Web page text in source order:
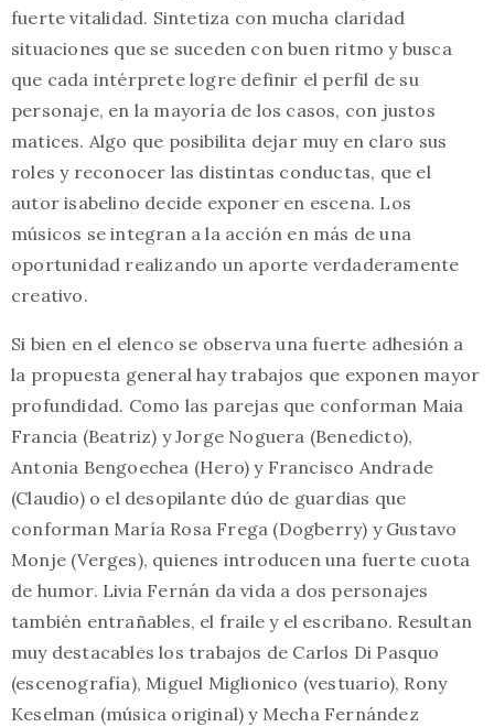
fuerte vitalidad. Sintetiza con mucha claridad
situaciones que se suceden con buen ritmo y busca
que cada intérprete logre definir el perfil de su
personaje, en la mayoría de los casos, con justos
matices. Algo que posibilita dejar muy en claro sus
roles y reconocer las distintas conductas, que el
autor isabelino decide exponer en escena. Los
músicos se integran a la acción en más de una
oportunidad realizando un aporte verdaderamente
creativo.
Si bien en el elenco se observa una fuerte adhesión a
la propuesta general hay trabajos que exponen mayor
profundidad. Como las parejas que conforman Maia
Francia (Beatriz) y Jorge Noguera (Benedicto),
Antonia Bengoechea (Hero) y Francisco Andrade
(Claudio) o el desopilante dúo de guardias que
conforman María Rosa Frega (Dogberry) y Gustavo
Monje (Verges), quienes introducen una fuerte cuota
de humor. Livia Fernán da vida a dos personajes
también entrañables, el fraile y el escribano. Resultan
muy destacables los trabajos de Carlos Di Pasquo
(escenografía), Miguel Miglionico (vestuario), Rony
Keselman (música original) y Mecha Fernández